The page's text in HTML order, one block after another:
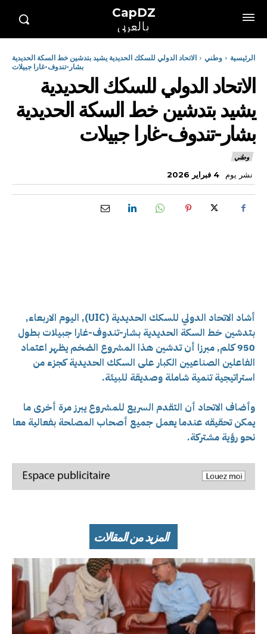
CapDZ
بالعربي
الرئيسية وطني
الاتحاد الدولي للسكك الحديدية يشيد بتدشين خط السكة الحديدية
بشار-تندوف-غارا جبيلات
الاتحاد الدولي للسكك الحديدية
يشيد بتدشين خط السكة الحديدية
بشار-تندوف-غارا جبيلات
وطني
نشر يوم 4 فبراير 2026
أشاد الاتحاد الدولي للسكك الحديدية (UIC), اليوم الاربعاء,
بتدشين خط السكة الحديدية بشار-تندوف-غارا جبيلات بطول
950 كلم, مبرزا أن تدشين هذا المشروع الضخم يظهر اعتماد
الفاعلين الصناعيين الكبار على السكك الحديدية كجزء من
استراتيجية تنمية شاملة وصديقة للبيئة.
وأضاف الاتحاد أن التقدم السريع للمشروع يبرز مرة أخرى ما
يمكن تحقيقه عندما يعمل جميع أصحاب المصلحة بفعالية معا
نحو رؤية مشتركة.
المزيد من المقالات